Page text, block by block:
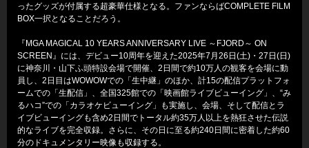
ったグッズが付属する超豪華仕様となる。ファンならばCOMPLETE FILM
BOX一択となることだろう。
『MGA MAGICAL 10 YEARS ANNIVERSARY LIVE ～FJORD～ ON
SCREEN』には、デビュー10周年を迎えた2025年7月26日(土)・27日(日)
に神奈川・山下ふ頭特設会場で開催、2日間で約10万人の観客を会場に動
員し、2日目はWOWOWでの「生中継」のほか、計15の配信プラットフォ
ームでの「生配信」、全国325館での「映画館ライブビューイング」、“み
るハコ”での「カラオケビューイング」も実施し、会場、そして配信とラ
イブビューイングも含め2日間でトータル約35万人以上を熱狂させた伝説
的なライブを完全収録。さらに、その日に至る約240日間に密着した約60
分のドキュメンタリー映像も収録する。